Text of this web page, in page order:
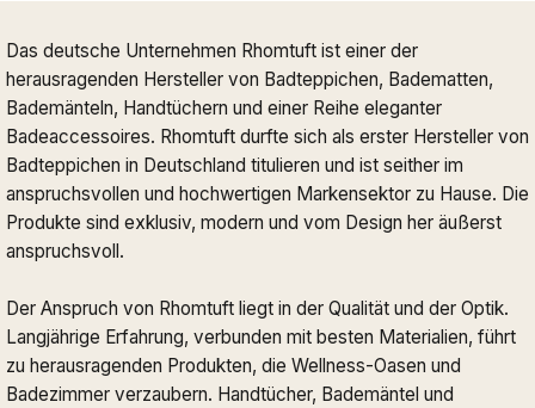
Das deutsche Unternehmen Rhomtuft ist einer der
herausragenden Hersteller von Badteppichen, Badematten,
Bademänteln, Handtüchern und einer Reihe eleganter
Badeaccessoires. Rhomtuft durfte sich als erster Hersteller von
Badteppichen in Deutschland titulieren und ist seither im
anspruchsvollen und hochwertigen Markensektor zu Hause. Die
Produkte sind exklusiv, modern und vom Design her äußerst
anspruchsvoll.
Der Anspruch von Rhomtuft liegt in der Qualität und der Optik.
Langjährige Erfahrung, verbunden mit besten Materialien, führt
zu herausragenden Produkten, die Wellness-Oasen und
Badezimmer verzaubern. Handtücher, Bademäntel und